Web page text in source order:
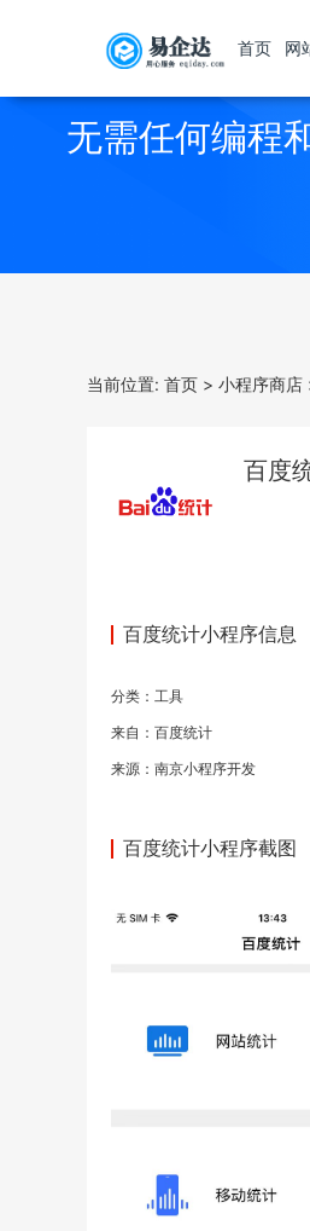
首页 网
无需任何编程
当前位置: 首页 > 小程序商店
百度
百度统计小程序信息
分类： 工具
来自：百度统计
来源： 南京小程序开发
百度统计小程序截图